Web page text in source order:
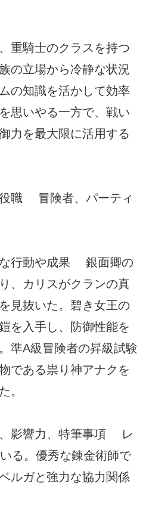
重騎士のクラスを持つ
の立場から冷静な状況
の知識を活かして効率
思いやる一方で、戦い
力を最大限に活用する
役職 冒険者、パーティ
な行動や成果 銀面卿の
、カリスがクランの真
見抜いた。碧き女王の
を入手し、防御性能を
準A級冒険者の昇級試験
である祟り神アナクを
。
、影響力、特筆事項 レ
る。優秀な錬金術師で
ルガと強力な協力関係